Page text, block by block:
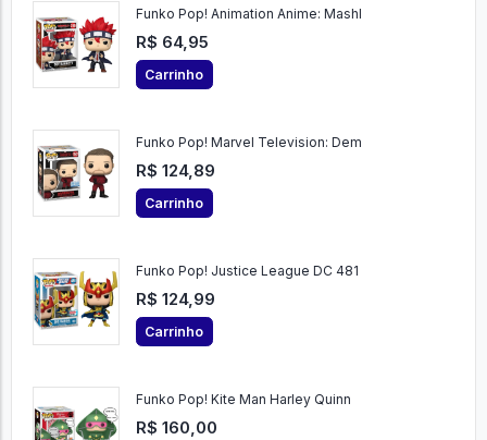
Funko Pop! Animation Anime: Mashl
R$ 64,95
Carrinho
Funko Pop! Marvel Television: Dem
R$ 124,89
Carrinho
Funko Pop! Justice League DC 481
R$ 124,99
Carrinho
Funko Pop! Kite Man Harley Quinn
R$ 160,00